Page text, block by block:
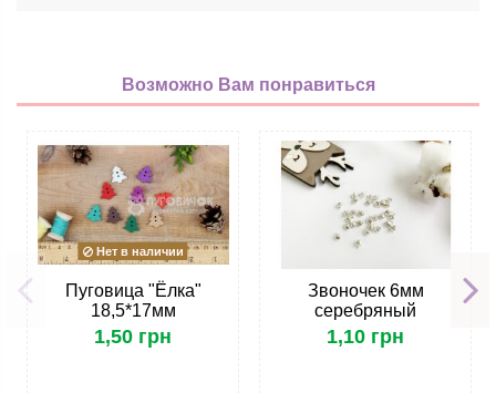
Возможно Вам понравиться
Нет в наличии
Пуговица "Ёлка"
18,5*17мм
1,50 грн
Звоночек 6мм
серебряный
1,10 грн